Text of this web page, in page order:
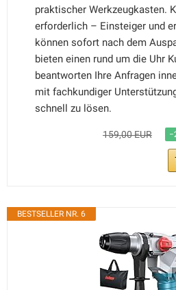
praktischer Werkzeugkasten.
erforderlich – Einsteiger und
können sofort nach dem
bieten einen rund um die Uhr
beantworten Ihre Anfragen
mit fachkundiger
schnell zu lösen.
159,00 EUR
BESTSELLER NR. 6